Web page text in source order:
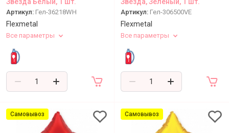
Артикул: Гел-36218WH
Flexmetal
Все параметры
Артикул: Гел-306500VE
Flexmetal
Все параметры
Самовывоз Самовывоз